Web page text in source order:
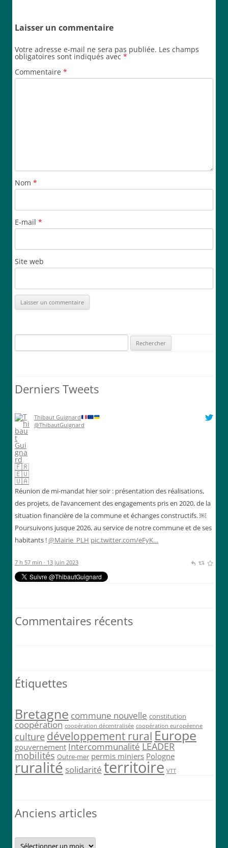
Laisser un commentaire
Votre adresse e-mail ne sera pas publiée. Les champs
obligatoires sont indiqués avec *
Commentaire *
Nom *
E-mail *
Site web
Derniers Tweets
Thibaut Guignard
@ThibautGuignard
Réunion de mi-mandat hier soir : présentation des réalisations,
des projets, de l’avancement des engagements pris en 2020, de la
situation financière de la commune et échanges constructifs. ￼
Poursuivons jusque 2026, au service de notre commune et de ses
habitants !@Mairie_PLH pic.twitter.com/eFyK…
7 h 57 min · 13 juin 2023
Commentaires récents
Étiquettes
Bretagne commune nouvelle constitution
coopération coopération décentralisée coopération européenne
culture développement rural Europe
gouvernement Intercommunalité LEADER
mobilités Outre-mer permis miniers Pologne
ruralité solidarité territoire VTT
Anciens articles
Anciens